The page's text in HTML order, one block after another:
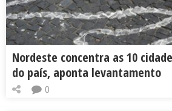
Nordeste concentra as 10
do país, aponta levantamento
0